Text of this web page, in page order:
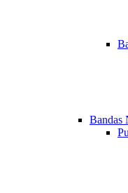
Bandas